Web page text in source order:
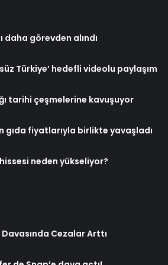
daha görevden alındı
Türkiye’ hedefli videolu paylaşım
tarihi çeşmelerine kavuşuyor
gıda fiyatlarıyla birlikte yavaşladı
neden yükseliyor?
Cezalar Arttı